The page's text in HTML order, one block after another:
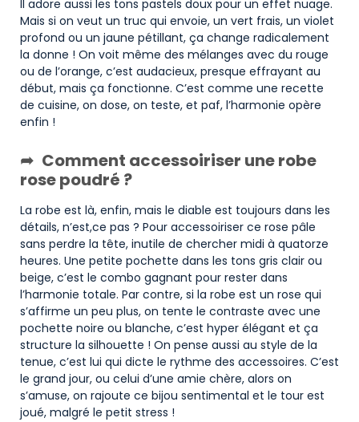
Il adore aussi les tons pastels doux pour un effet nuage.
Mais si on veut un truc qui envoie, un vert frais, un violet
profond ou un jaune pétillant, ça change radicalement
la donne ! On voit même des mélanges avec du rouge
ou de l’orange, c’est audacieux, presque effrayant au
début, mais ça fonctionne. C’est comme une recette
de cuisine, on dose, on teste, et paf, l’harmonie opère
enfin !
Comment accessoiriser une robe
rose poudré ?
La robe est là, enfin, mais le diable est toujours dans les
détails, n’est,ce pas ? Pour accessoiriser ce rose pâle
sans perdre la tête, inutile de chercher midi à quatorze
heures. Une petite pochette dans les tons gris clair ou
beige, c’est le combo gagnant pour rester dans
l’harmonie totale. Par contre, si la robe est un rose qui
s’affirme un peu plus, on tente le contraste avec une
pochette noire ou blanche, c’est hyper élégant et ça
structure la silhouette ! On pense aussi au style de la
tenue, c’est lui qui dicte le rythme des accessoires. C’est
le grand jour, ou celui d’une amie chère, alors on
s’amuse, on rajoute ce bijou sentimental et le tour est
joué, malgré le petit stress !